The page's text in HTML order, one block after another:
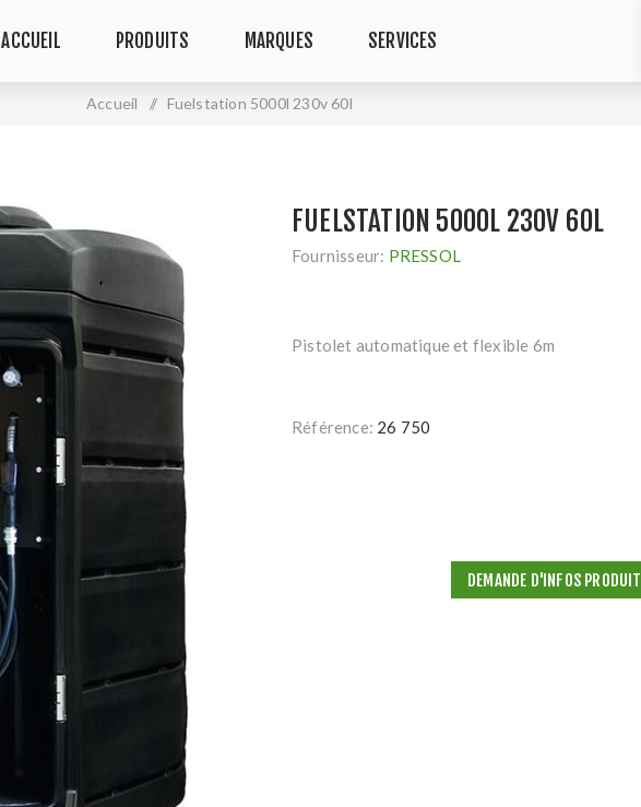
ACCUEIL PRODUITS MARQUES SERVICES
Accueil / Fuelstation 5000l 230v 60l
FUELSTATION 5000L 230V 60L
Fournisseur: PRESSOL
Pistolet automatique et flexible 6m
Référence: 26 750
DEMANDE D'INFOS PRODUIT